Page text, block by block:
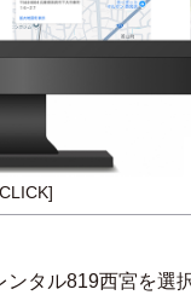
ンタル819西宮を